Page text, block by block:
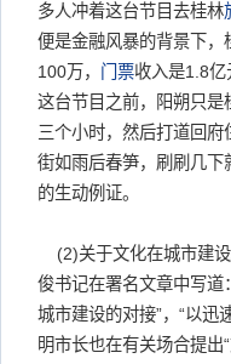
多人冲着这台节目去桂林
便是金融风暴的背景下，
100万， 门票收入是1.8
这台节目之前，阳朔只是
三个小时，然后打道回
街如雨后春笋，刷刷几下
的生动例证。
(2)关于文化在城市建设
俊书记在署名文章中写道
城市建设的对接”，“以迅
明市长也在有关场合提